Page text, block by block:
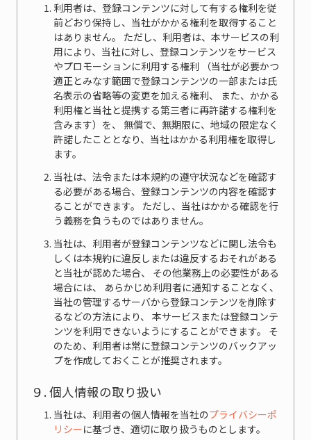
利用者は、登録コンテンツに対して有する権利を従
前どおり保持し、当社がかかる権利を取得すること
はありません。 ただし、利用者は、本サービスの利
用により、当社に対し、登録コンテンツをサービス
やプロモーションに利用する権利 （当社が必要かつ
適正とみなす範囲で登録コンテンツの一部または氏
名表示の省略等の変更を加える権利、 また、かかる
利用権と当社と提携する第三者に再許諾する権利を
含みます）を、 無償で、無期限に、地域の限定なく
許諾したこととなり、当社はかかる利用権を取得し
ます。
当社は、法令または本規約の遵守状況などを確認す
る必要がある場合、登録コンテンツの内容を確認す
ることができます。 ただし、当社はかかる確認を行
う義務を負うものではありません。
当社は、利用者が登録コンテンツなどに関し法令も
しくは本規約に違反しまたは違反するおそれがある
と当社が認めた場合、 その他業務上の必要性がある
場合には、 あらかじめ利用者に通知することなく、
当社の管理するサーバから登録コンテンツを削除す
るなどの方法により、 本サービスまたは登録コンテ
ンツを利用できないようにすることができます。 そ
のため、利用者は常に登録コンテンツのバックアッ
プを作成しておくことが推奨されます。
９. 個人情報の取り扱い
当社は、利用者の個人情報を当社のプライバシーポ
リシーに基づき、適切に取り扱うものとします。